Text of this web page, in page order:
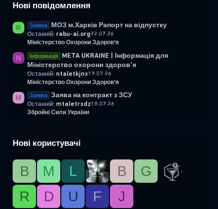
Нові повідомлення
R Заявка МОЗ м.Харків Рапорт на відпустку
Останній: rabu-ai.org22.07.26
Міністерство Охорони Здоров'я
N Інформація
META UKRAINE | Інформація для
Міністерство охорони здоров'я
Останній: ntaletkjnx19.07.26
Міністерство Охорони Здоров'я
M Заявка Заява на контракт з ЗСУ
Останній: mtaletrxdz18.07.26
Збройні Сили України
Нові користувачі
B М L B
G
R
D U F J